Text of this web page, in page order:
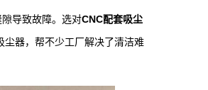
导致故障。选对CNC配套吸尘
器，帮不少工厂解决了清洁难